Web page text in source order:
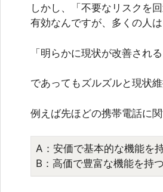
しかし、「不要なリスクを
有効なんですが、多くの人は
「明らかに現状が改善され
であってもズルズルと現状
例えば先ほどの携帯電話に関
A：安価で基本的な機能を
B：高価で豊富な機能を持